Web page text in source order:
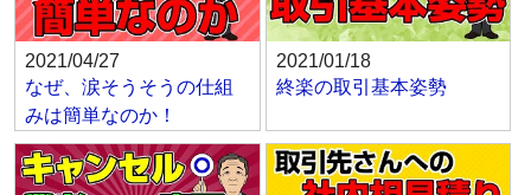
2021/04/27
なぜ、涙そうそうの仕組
みは簡単なのか！
2021/01/18
終楽の取引基本姿勢